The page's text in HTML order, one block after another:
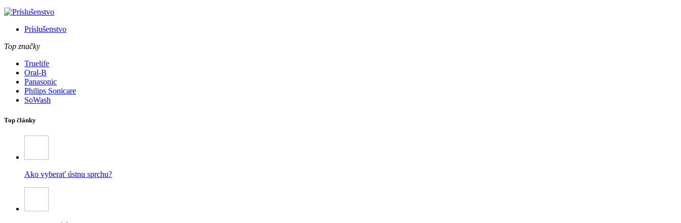
Príslušenstvo
Top značky
Truelife
Oral-B
Panasonic
Philips Sonicare
SoWash
Top články
Ako vyberať ústnu sprchu?